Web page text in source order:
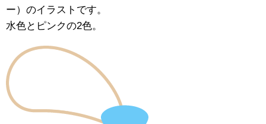
ー）のイラストです。
水色とピンクの2色。